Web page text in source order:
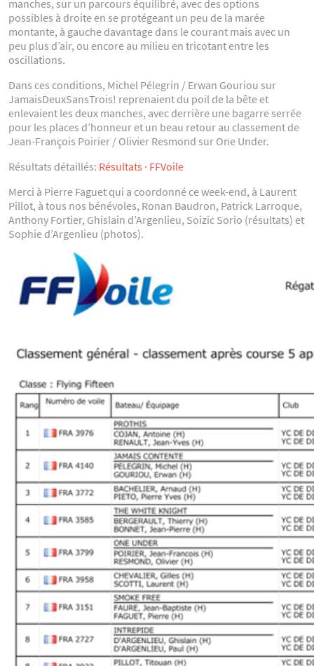
manches, sur un parcours équilibré, avec des options
possibles à droite en se protégeant un peu de la marée
montante, à gauche davantage dans le courant mais avec un
peu plus d’air, ou encore au milieu en tricotant entre les
oscillations.
Dans ces conditions, Michel Pélegrin / Erwan Gouriou sur
JamaisDeuxSansTrois! reprenaient du poil de la bête et
enlevaient les deux manches, avec derrière une bagarre serrée
pour les places d’honneur et un beau retour au classement de
Jean-François Poirier / Olivier Resmond sur One Under.
Résultats détaillés: Résultats · FFVoile
Merci à Pierre Faguet qui a coordonné ce week-end, à Laurent
Pillot, à tous nos bénévoles, Ronan Baudron, Patrick Larroque,
Anthony Fortier, Ghislain d’Argenlieu, Soizic Sorio (résultats) et
Sophie d’Argenlieu (photos).